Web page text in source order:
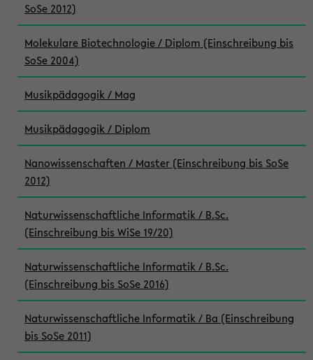
SoSe 2012)
Molekulare Biotechnologie / Diplom (Einschreibung bis
SoSe 2004)
Musikpädagogik / Mag
Musikpädagogik / Diplom
Nanowissenschaften / Master (Einschreibung bis SoSe
2012)
Naturwissenschaftliche Informatik / B.Sc.
(Einschreibung bis WiSe 19/20)
Naturwissenschaftliche Informatik / B.Sc.
(Einschreibung bis SoSe 2016)
Naturwissenschaftliche Informatik / Ba (Einschreibung
bis SoSe 2011)